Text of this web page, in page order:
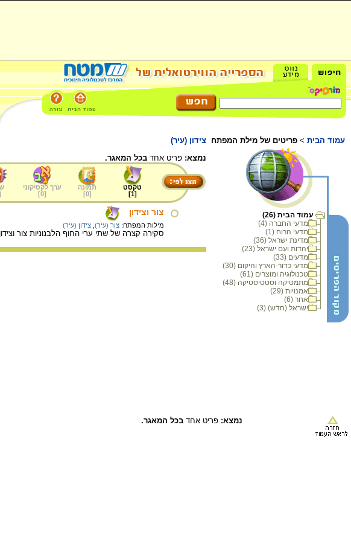
עמוד הבית > פריטים של מילת המפתח צידון (עיר)
עמוד הבית (26)
מדעי החברה (4)
מדעי הרוח (1)
מדינת ישראל (36)
יהדות ועם ישראל (23)
מדעים (33)
מדעי כדור-הארץ והיקום (30)
טכנולוגיה ומוצרים (61)
מתמטיקה וסטטיסטיקה (48)
אמנויות (29)
אחר (6)
ישראל (חדש) (3)
נמצא: פריט אחד בכל המאגר.
טקסט
[
1
]
תמונה
[
0
]
ערך לקסיקוני
[
0
]
צור וצידון
מילות המפתח: צור (עיר) צידון (עיר)
סקירה קצרה של שתי ערי החוף הלבנוניות צור
נמצא: פריט אחד בכל המאגר.